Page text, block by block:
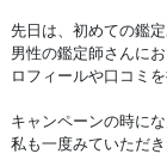
先日は、初めての鑑
男性の鑑定​師さんに
ロフィールや口コミ
キャンペーンの時に
私も一度みていただ